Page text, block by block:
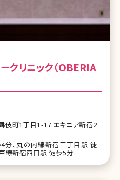
伎町1丁目1-17 エキニア新宿2
分、丸の内線新宿三丁目駅 徒
線新宿西口駅 徒歩5分